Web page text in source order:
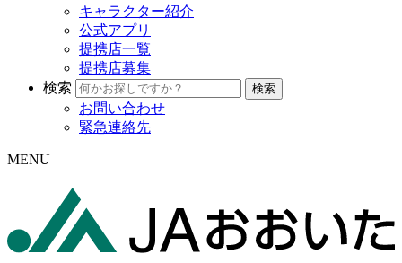
キャラクター紹介
公式アプリ
提携店一覧
提携店募集
検索
お問い合わせ
緊急連絡先
MENU